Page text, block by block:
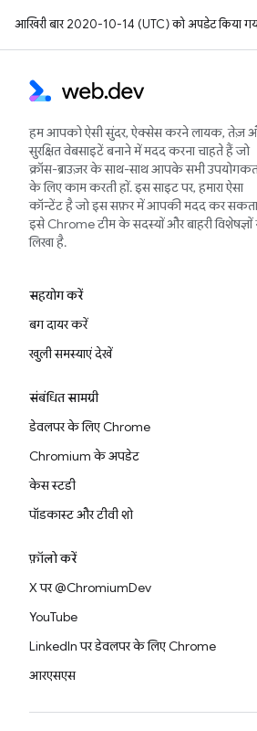
आखिरी बार 2020-10-14 (UTC) को अपडेट किया
हम आपको ऐसी सुंदर, ऐक्सेस करने लायक, तेज़
सुरक्षित वेबसाइटें बनाने में मदद करना चाहते हैं जो
क्रॉस-ब्राउज़र के साथ-साथ आपके सभी
के लिए काम करती हों. इस साइट पर, हमारा ऐसा
कॉन्टेंट है जो इस सफ़र में आपकी मदद कर
इसे Chrome टीम के सदस्यों और बाहरी विशेषज्ञों
लिखा है.
सहयोग करें
बग दायर करें
खुली समस्याएं देखें
संबंधित सामग्री
डेवलपर के लिए Chrome
Chromium के अपडेट
केस स्टडी
पॉडकास्ट और टीवी शो
फ़ॉलो करें
X पर @ChromiumDev
YouTube
LinkedIn पर डेवलपर के लिए Chrome
आरएसएस